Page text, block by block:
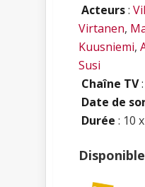
Acteurs:
Virtanen,
Kuusniemi,
Susi
Chaîne TV:
Date de
Durée : 10